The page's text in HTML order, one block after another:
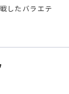
したバラエテ